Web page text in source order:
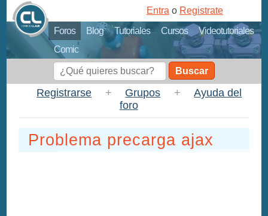
Foros Blog Tutoriales Cursos
Videotutoriales
Comic
Entra o Registrate
Buscar
Registrarse + Grupos +
Ayuda del
foro
Problema precarga ajax